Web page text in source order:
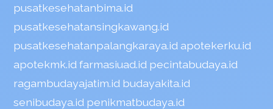
pusatkesehatanbima.id
pusatkesehatansingkawang.id
pusatkesehatanpalangkaraya.id apotekerku.id
apotekmk.id farmasiuad.id pecintabudaya.id
ragambudayajatim.id budayakita.id
senibudaya.id penikmatbudaya.id